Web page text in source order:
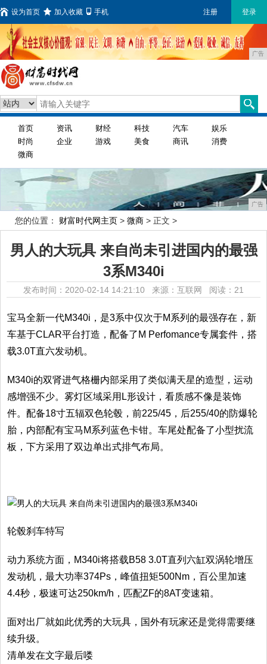
设为首页 加入收藏 手机 注册 登录
广告
首页 资讯 财经 科技 汽车
娱乐
时尚
企业 游戏 美食 商讯
消费
微商
广告
您的位置： 财富时代网主页 > 微商 > 正文 >
男人的大玩具 来自尚未引进国内的最强
3系M340i
发布时间：2020-02-14 14:21:10 来源：互联网 阅读：21
宝马全新一代M340i，是3系中仅次于M系列的最强存在，新
车基于CLAR平台打造，配备了M Perfomance专属套件，搭
载3.0T直六发动机。
M340i的双肾进气格栅内部采用了类似满天星的造型，运动
感增强不少。雾灯区域采用L形设计，看质感不像是装饰
件。配备18寸五辐双色轮毂，前225/45，后255/40的防爆轮
胎，内部配有宝马M系列蓝色卡钳。车尾处配备了小型扰流
板，下方采用了双边单出式排气布局。
轮毂刹车特写
动力系统方面，M340i将搭载B58 3.0T直列六缸双涡轮增压
发动机，最大功率374Ps，峰值扭矩500Nm，百公里加速
4.4秒，极速可达250km/h，匹配ZF的8AT变速箱。
面对出厂就如此优秀的大玩具，国外有玩家还是觉得需要继
续升级。
清单发在文字最后喽